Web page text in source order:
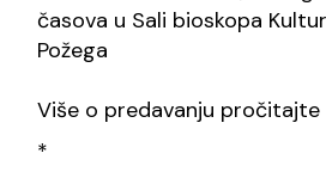
časova u Sali bioskopa
Požega
Više o predavanju pročitajte
*